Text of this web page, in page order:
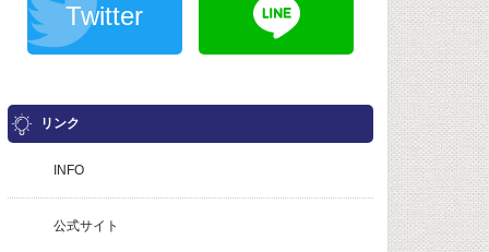
Twitter
リンク
INFO
公式サイト